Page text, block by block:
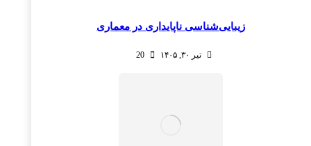
زیبایی‌شناسی ناپایداری در معماری
تیر ۳۰, ۱۴۰۵ 20